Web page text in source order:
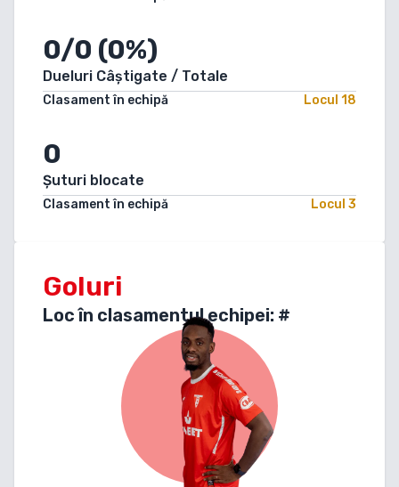
0/0 (0%)
Dueluri Câștigate / Totale
Clasament în echipă Locul 18
0
Șuturi blocate
Clasament în echipă Locul 3
Goluri
Loc în clasamentul echipei: #